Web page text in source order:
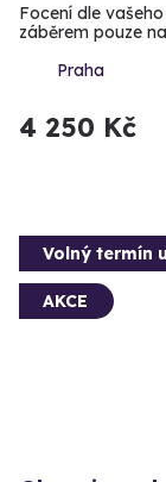
Focení dle
záběrem pouze
Praha
4 250 Kč
Volný termín
AKCE